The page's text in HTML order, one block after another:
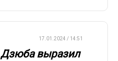
17.01.2024 / 14:51
Дзюба выразил